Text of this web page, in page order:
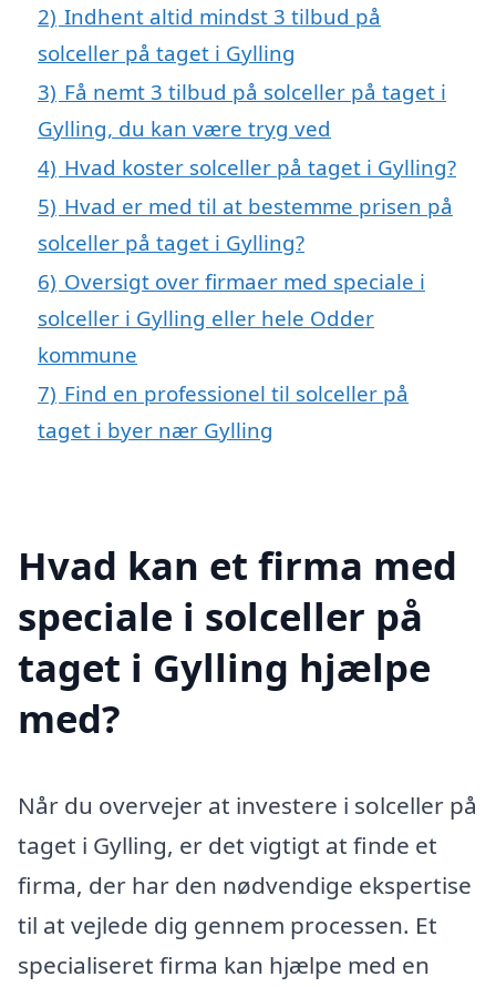
2) Indhent altid mindst 3 tilbud på
solceller på taget i Gylling
3) Få nemt 3 tilbud på solceller på taget i
Gylling, du kan være tryg ved
4) Hvad koster solceller på taget i Gylling?
5) Hvad er med til at bestemme prisen på
solceller på taget i Gylling?
6) Oversigt over firmaer med speciale i
solceller i Gylling eller hele Odder
kommune
7) Find en professionel til solceller på
taget i byer nær Gylling
Hvad kan et firma med
speciale i solceller på
taget i Gylling hjælpe
med?
Når du overvejer at investere i solceller på
taget i Gylling, er det vigtigt at finde et
firma, der har den nødvendige ekspertise
til at vejlede dig gennem processen. Et
specialiseret firma kan hjælpe med en